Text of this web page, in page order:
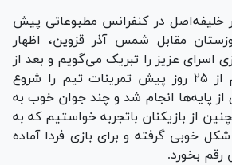
خلیفه‌اصل در کنفرانس مطبوعاتی پیش
مقابل شمس آذر قزوین، اظهار
اسرای عزیز را تبریک می‌گویم و بعد از
مشکلاتی که داشتیم از ۲۵ روز پیش تمرینات تیم را شروع
پایه‌ها انجام شد و چند جوان خوب به
از بازیکنان باتجربه خواستیم که به
خوبی گرفته و برای بازی فردا آماده
رقم بخورد.